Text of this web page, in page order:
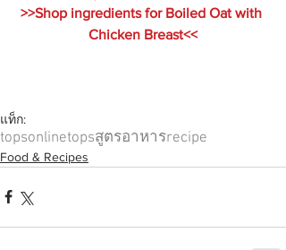
>>Shop ingredients for Boiled Oat with
Chicken Breast<<
แท็ก:
topsonlinetopsสูตรอาหารrecipe
Food & Recipes